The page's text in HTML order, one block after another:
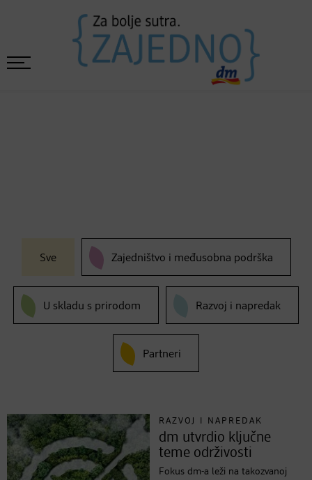
Sve Zajedništvo i međusobna podrška
U skladu s prirodom Razvoj i napredak
Partneri
RAZVOJ I NAPREDAK
dm utvrdio ključne
teme održivosti
Fokus dm-a leži na takozvanoj